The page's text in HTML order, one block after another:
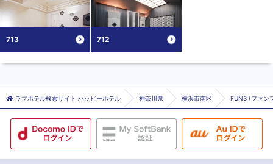
713 712
ラブホテル検索サイト ハッピーホテル 神奈川県 横浜市南区 FUN3 (ファン